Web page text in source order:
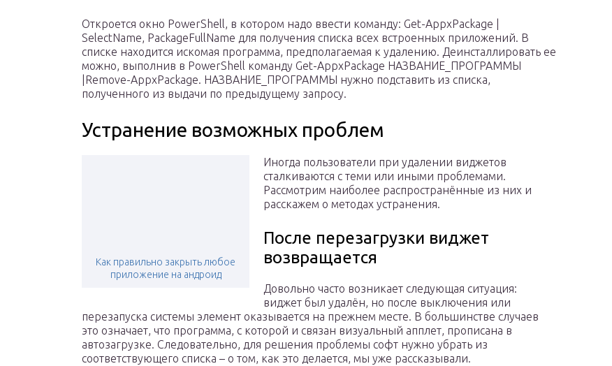
Откроется окно PowerShell, в котором надо ввести команду: Get-AppxPackage |
SelectName, PackageFullName для получения списка всех встроенных приложений. В
списке находится искомая программа, предполагаемая к удалению. Деинсталлировать ее
можно, выполнив в PowerShell команду Get-AppxPackage НАЗВАНИЕ_ПРОГРАММЫ
|Remove-AppxPackage. НАЗВАНИЕ_ПРОГРАММЫ нужно подставить из списка,
полученного из выдачи по предыдущему запросу.
Устранение возможных проблем
Как правильно закрыть любое
приложение на андроид
Иногда пользователи при удалении виджетов
сталкиваются с теми или иными проблемами.
Рассмотрим наиболее распространённые из них и
расскажем о методах устранения.
После перезагрузки виджет
возвращается
Довольно часто возникает следующая ситуация:
виджет был удалён, но после выключения или
перезапуска системы элемент оказывается на прежнем месте. В большинстве случаев
это означает, что программа, с которой и связан визуальный апплет, прописана в
автозагрузке. Следовательно, для решения проблемы софт нужно убрать из
соответствующего списка – о том, как это делается, мы уже рассказывали.